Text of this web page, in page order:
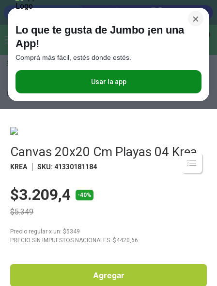
Buscar...
Seleccioná el método de entrega
×
Lo que te gusta de Jumbo ¡en una
App!
Comprá más fácil, estés donde estés.
Usar la app
Decoración de Pared
Playas 04 Krea
Canvas 20x20 Cm Playas 04 Krea
KREA SKU:41330181184
$3.209,4 -40%
$5.349
Precio regular x un: $5349
PRECIO SIN IMPUESTOS NACIONALES: $4420,66
Agregar
Términos más buscados
.
Cerveza
Galletitas
Yerba
Juguetes
Valijas
. Carne